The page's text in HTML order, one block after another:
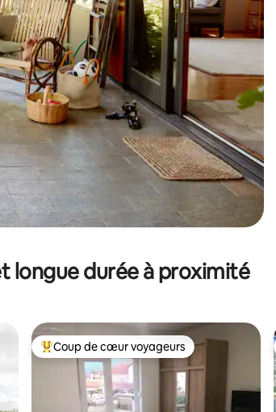
longue durée à proximité
Coups de cœur voyageurs les plus appréciés
Coup de cœur voyageurs